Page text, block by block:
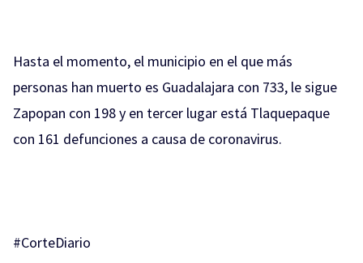
Hasta el momento, el municipio en el que más
personas han muerto es Guadalajara con 733, le sigue
Zapopan con 198 y en tercer lugar está Tlaquepaque
con 161 defunciones a causa de coronavirus.
#CorteDiario